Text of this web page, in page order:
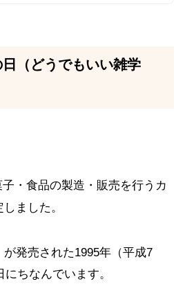
（どうでもいい雑学
・食品の製造・販売を行うカ
ました。
が発売された1995年（平成7
ちなんでいます。